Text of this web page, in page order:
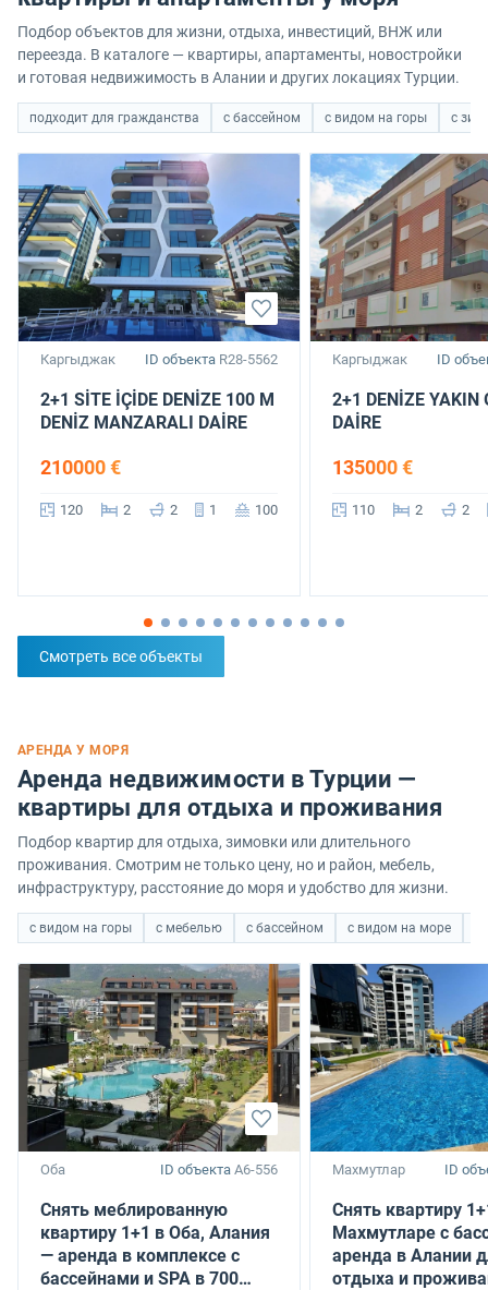
Подбор объектов для жизни, отдыха, инвестиций, ВНЖ или
переезда. В каталоге — квартиры, апартаменты, новостройки
и готовая недвижимость в Алании и других локациях Турции.
подходит для гражданства с бассейном с видом на горы с
Каргыджак ID объекта R28-5562
2+1 SİTE İÇİDE DENİZE 100 M
DENİZ MANZARALI DAİRE
210000 €
120 2 2 1 100
Каргыджак ID
2+1 DENİZE YAKIN
DAİRE
135000 €
110 2 2
Смотреть все объекты
АРЕНДА У МОРЯ
Аренда недвижимости в Турции —
квартиры для отдыха и проживания
Подбор квартир для отдыха, зимовки или длительного
проживания. Смотрим не только цену, но и район, мебель,
инфраструктуру, расстояние до моря и удобство для жизни.
с видом на горы с мебелью с бассейном с видом на море
Оба ID объекта A6-556
Снять меблированную
квартиру 1+1 в Оба, Алания
— аренда в комплексе с
бассейнами и SPA в 700
Махмутлар ID
Снять квартиру
Махмутларе с
аренда в Алании
отдыха и